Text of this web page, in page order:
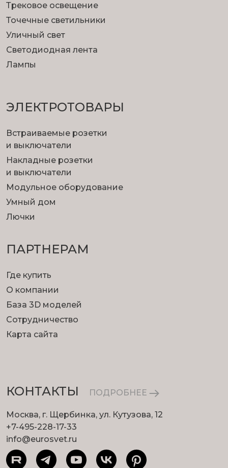
Трековое освещение
Точечные светильники
Уличный свет
Светодиодная лента
Лампы
ЭЛЕКТРОТОВАРЫ
Встраиваемые розетки
и выключатели
Накладные розетки
и выключатели
Модульное оборудование
Умный дом
Лючки
ПАРТНЕРАМ
Где купить
О компании
База 3D моделей
Сотрудничество
Карта сайта
КОНТАКТЫ ПОДРОБНЕЕ
Москва, г. Щербинка, ул. Кутузова, 12
+7-495-228-17-33
info@eurosvet.ru